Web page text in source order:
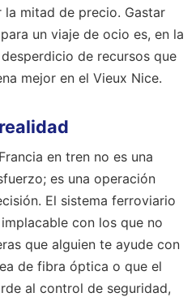
mitad de precio. Gastar
un viaje de ocio es, en la
de recursos que
mejor en el Vieux Nice.
en tren no es una
es una operación
El sistema ferroviario
con los que no
que alguien te ayude con
de fibra óptica o que el
al control de seguridad,